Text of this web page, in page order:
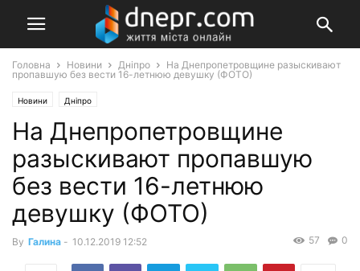
Головна Новини Дніпро
На Днепропетровщине разыскивают
пропавшую без вести 16-летнюю девушку (ФОТО)
Новини Дніпро
На Днепропетровщине
разыскивают пропавшую
без вести 16-летнюю
девушку (ФОТО)
By Галина - 10.12.2019 12:52 0
57